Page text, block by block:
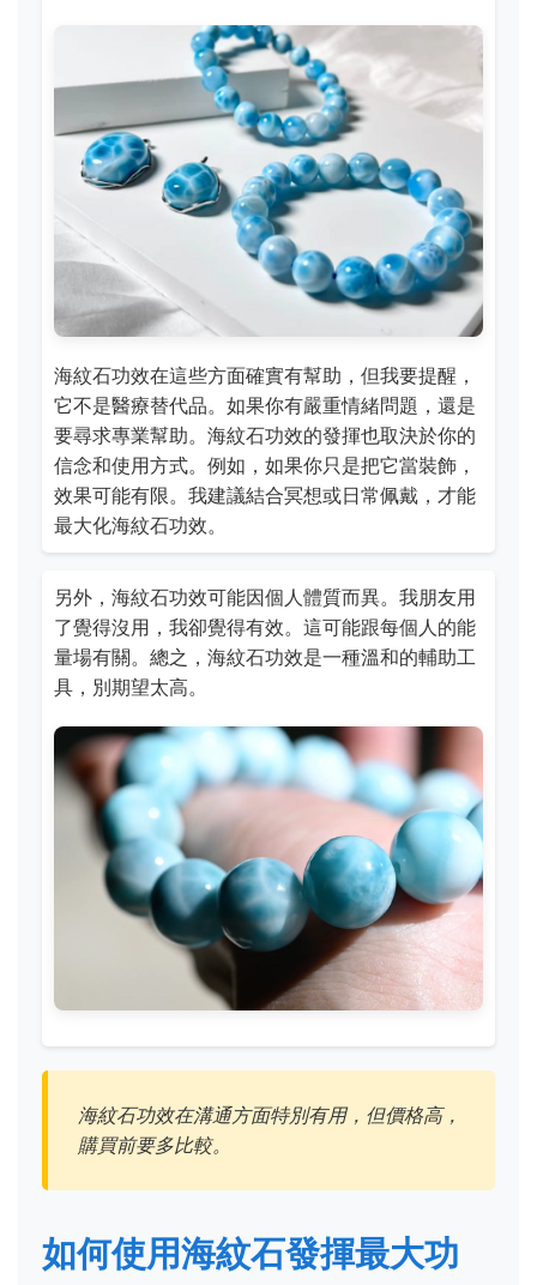
海紋石功效在這些方面確實有幫助，但我要提醒，
它不是醫療替代品。如果你有嚴重情緒問題，還是
要尋求專業幫助。海紋石功效的發揮也取決於你的
信念和使用方式。例如，如果你只是把它當裝飾，
效果可能有限。我建議結合冥想或日常佩戴，才能
最大化海紋石功效。
另外，海紋石功效可能因個人體質而異。我朋友用
了覺得沒用，我卻覺得有效。這可能跟每個人的能
量場有關。總之，海紋石功效是一種溫和的輔助工
具，別期望太高。
海紋石功效在溝通方面特別有用，但價格高，
購買前要多比較。
如何使用海紋石發揮最大功